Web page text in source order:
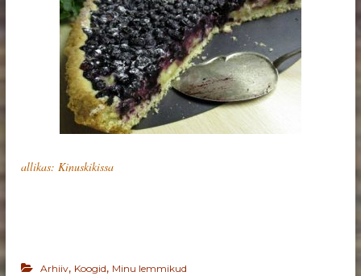
allikas: Kinuskikissa
Arhiiv, Koogid, Minu lemmikud